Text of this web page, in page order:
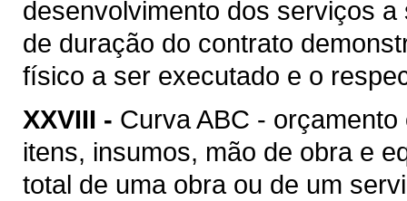
desenvolvimento dos serviços
de duração do contrato
físico a ser executado e o
XXVIII - Curva ABC -
itens, insumos, mão de obra e
total de uma obra ou de um